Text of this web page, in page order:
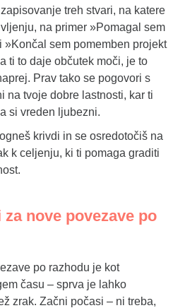
treh stvari, na katere
na primer »Pomagal sem
»Končal sem pomemben projekt
ti to daje občutek moči, je to
Prav tako se pogovori s
na tvoje dobre lastnosti, kar ti
si vreden ljubezni.
krivdi in se osredotočiš na
k celjenju, ki ti pomaga graditi
nove povezave po
po razhodu je kot
času – sprva je lahko
zrak. Začni počasi – ni treba,